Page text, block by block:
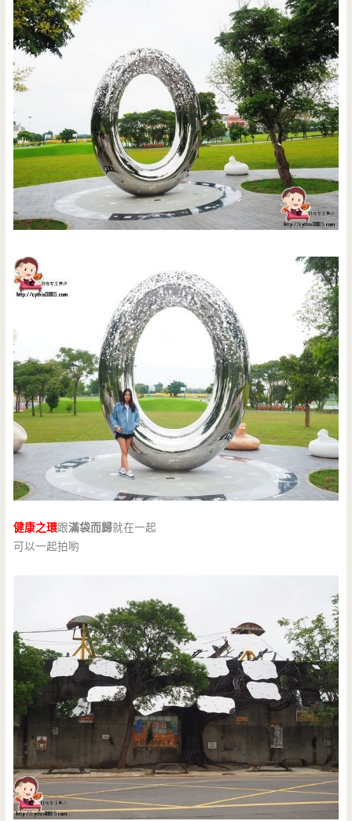
健康之環跟滿袋而歸就在一起
可以一起拍喲